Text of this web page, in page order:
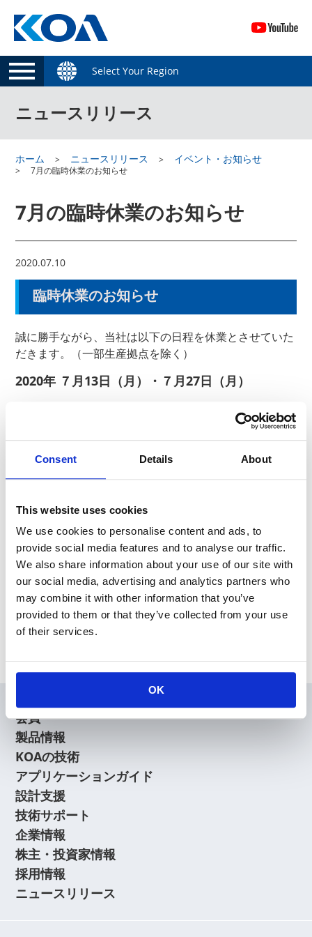
Consent Details About
This website uses cookies
We use cookies to personalise content and ads, to
provide social media features and to analyse our traffic.
We also share information about your use of our site with
our social media, advertising and analytics partners who
may combine it with other information that you’ve
provided to them or that they’ve collected from your use
of their services.
OK
Select Your Region
ニュースリリース
ホーム ニュースリリース イベント・お知らせ
7月の臨時休業のお知らせ
7月の臨時休業のお知らせ
2020.07.10
臨時休業のお知らせ
誠に勝手ながら、当社は以下の日程を休業とさせていた
だきます。（一部生産拠点を除く）
2020年 ７月13日（月）・７ 月27日（月）
からのお問合
当社からの回答は翌営業
日以降より順次対応とさせていただきます。
News Release
Archive
会員
製品情報
KOAの技術
アプリケーションガイド
設計支援
技術サポート
企業情報
株主・投資家情報
採用情報
ニュースリリース